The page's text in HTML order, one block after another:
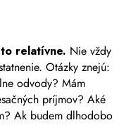
relatívne. Nie vždy
Otázky znejú:
odvody? Mám
príjmov? Aké
Ak budem dlhodobo